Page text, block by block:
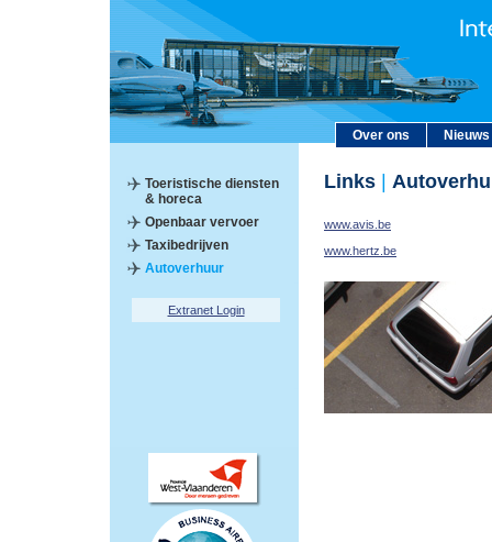
Over ons Nieuws
Toeristische diensten
& horeca
Openbaar vervoer
Taxibedrijven
Autoverhuur
Extranet Login
Links
www.avis.be
www.hertz.be